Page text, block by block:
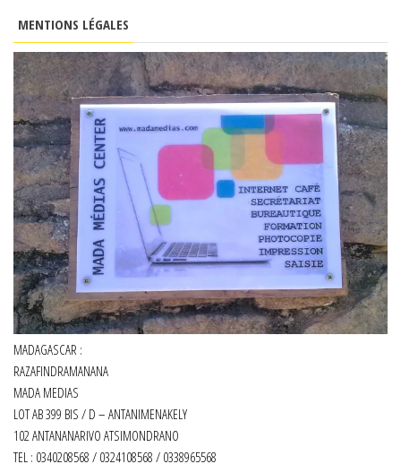
MENTIONS LÉGALES
MADAGASCAR :
RAZAFINDRAMANANA
MADA MEDIAS
LOT AB 399 BIS / D – ANTANIMENAKELY
102 ANTANANARIVO ATSIMONDRANO
TEL : 0340208568 / 0324108568 / 0338965568